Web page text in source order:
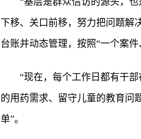
下移、关口前移，努力把问题解
台账并动态管理，按照“一个案
“现在，每个工作日都有干
的用药需求、留守儿童的教育问
单”。